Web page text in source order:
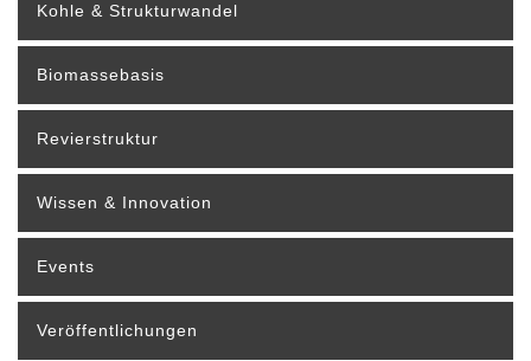
Kohle & Strukturwandel
Biomassebasis
Revierstruktur
Wissen & Innovation
Events
Veröffentlichungen